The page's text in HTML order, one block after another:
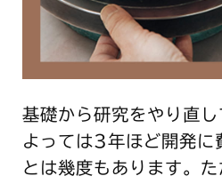
基礎から研究をやり直
よっては3年ほど開発に
とは幾度もあります。